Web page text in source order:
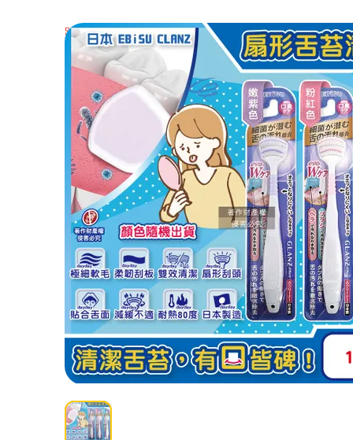
跳到圖片庫的末尾